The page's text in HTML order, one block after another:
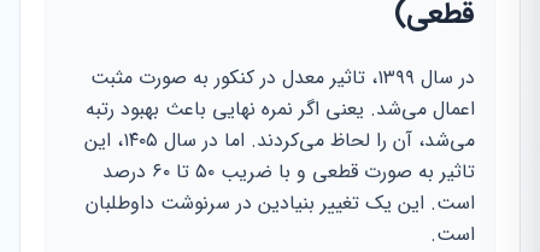
قطعی)
در سال ۱۳۹۹، تاثیر معدل در کنکور به صورت مثبت
اعمال می‌شد. یعنی اگر نمره نهایی باعث بهبود رتبه
می‌شد، آن را لحاظ می‌کردند. اما در سال ۱۴۰۵، این
تاثیر به صورت قطعی و با ضریب ۵۰ تا ۶۰ درصد
است. این یک تغییر بنیادین در سرنوشت داوطلبان
است.